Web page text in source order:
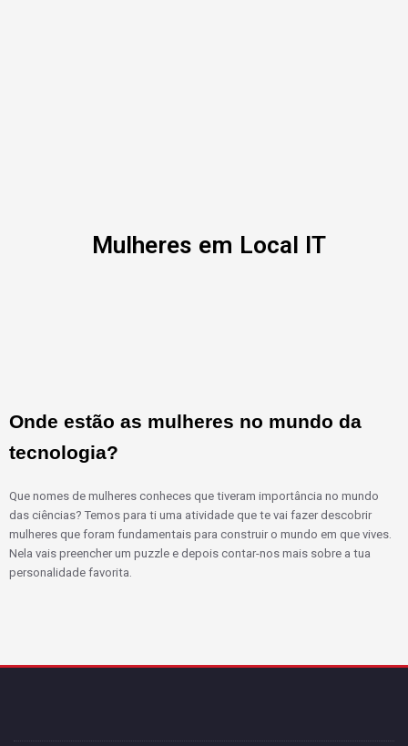
Mulheres em Local IT
Onde estão as mulheres no mundo da
tecnologia?
Que nomes de mulheres conheces que tiveram importância no mundo
das ciências? Temos para ti uma atividade que te vai fazer descobrir
mulheres que foram fundamentais para construir o mundo em que vives.
Nela vais preencher um puzzle e depois contar-nos mais sobre a tua
personalidade favorita.